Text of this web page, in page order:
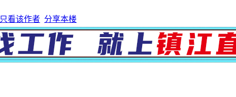
只看该作者 分享本楼